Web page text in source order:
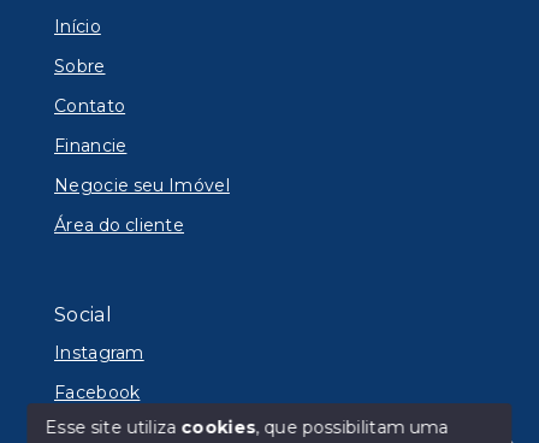
Início
Sobre
Contato
Financie
Negocie seu Imóvel
Área do cliente
Social
Instagram
Facebook
Esse site utiliza cookies, que possibilitam uma